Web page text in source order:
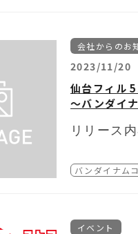
会社からのお
2023/11/20
仙台フィル
～バンダイ
リリース
バンダイナム
イベント